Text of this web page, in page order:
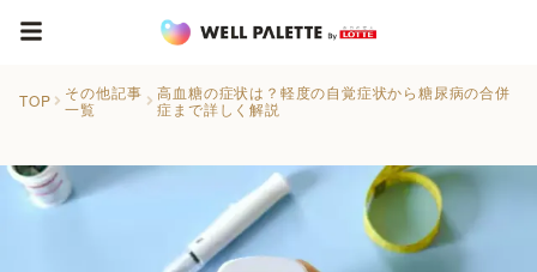
TOP
その他記事
一覧
高血糖の症状は？軽度の自覚症状から糖尿病の合併
症まで詳しく解説